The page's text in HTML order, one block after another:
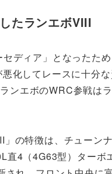
たランエボVIII
ディア」となったた
化してレースに十分
ンエボのWRC参戦は
の特徴は、チューン
直4（4G63型）ターボ